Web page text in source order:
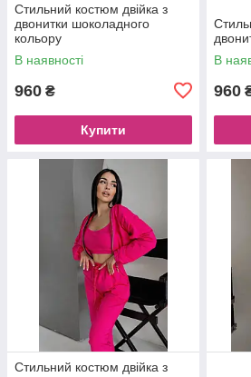
Стильний костюм двійка з
двонитки шоколадного
кольору
В наявності
960 ₴
Купити
В
960
Стильний костюм двійка з